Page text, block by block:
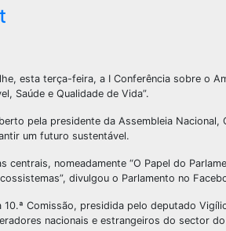
esta terça-feira, a I Conferência sobre o
Saúde e Qualidade de Vida”.
pela presidente da Assembleia
um futuro sustentável.
centrais, nomeadamente “O Papel do
divulgou o Parlamento no
Comissão, presidida pelo deputado
nacionais e estrangeiros do sector